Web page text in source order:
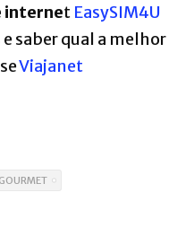
internet EasySIM4U
e saber qual a melhor
Viajanet